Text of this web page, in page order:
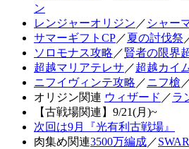
ン
レンジャーオリジン ／ シャー
サマーギフトCP／夏の討伐祭
ソロモナス攻略 ／賢者の限界
超越マリアテレサ ／超越カイ
ニフイヴィンテ攻略 ／ニフ槍
オリジン関連 ウィザード ／ラ
【古戦場関連】9/21(月)~
次回は9月『光有利古戦場』
肉集め関連3500万編成／